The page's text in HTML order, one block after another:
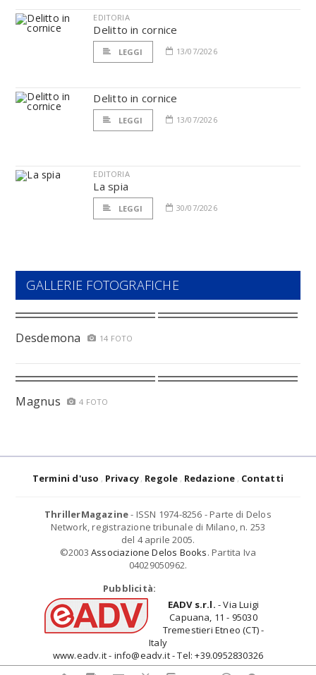
EDITORIA
Delitto in cornice
LEGGI 13/07/2026
Delitto in cornice
LEGGI 13/07/2026
EDITORIA
La spia
LEGGI 30/07/2026
GALLERIE FOTOGRAFICHE
Desdemona 14 FOTO
Magnus 4 FOTO
Termini d'uso Privacy Regole Redazione Contatti
ThrillerMagazine- ISSN 1974-8256 - Parte di Delos
Network, registrazione tribunale di Milano, n. 253
del 4 aprile 2005.
©2003 Associazione Delos Books. Partita Iva
04029050962.
Pubblicità:
EADV s.r.l. - Via Luigi
Capuana, 11 - 95030
Tremestieri Etneo (CT) -
Italy
www.eadv.it - info@eadv.it - Tel: +39.0952830326